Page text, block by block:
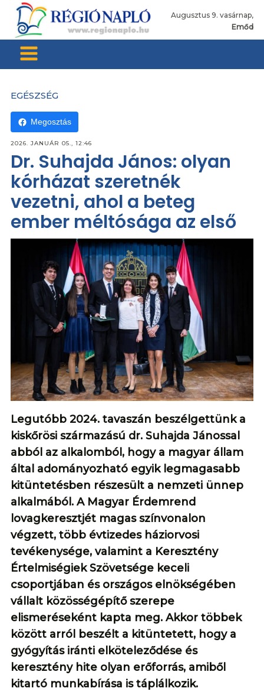
Augusztus 9. vasárnap,
Emőd
EGÉSZSÉG
Megosztás
2026. JANUÁR 05., 12:46
Dr. Suhajda János: olyan
kórházat szeretnék
vezetni, ahol a beteg
ember méltósága az első
Legutóbb 2024. tavaszán beszélgettünk a
kiskőrösi származású dr. Suhajda Jánossal
abból az alkalomból, hogy a magyar állam
által adományozható egyik legmagasabb
kitüntetésben részesült a nemzeti ünnep
alkalmából. A Magyar Érdemrend
lovagkeresztjét magas színvonalon
végzett, több évtizedes háziorvosi
tevékenysége, valamint a Keresztény
Értelmiségiek Szövetsége keceli
csoportjában és országos elnökségében
vállalt közösségépítő szerepe
elismeréseként kapta meg. Akkor többek
között arról beszélt a kitüntetett, hogy a
gyógyítás iránti elköteleződése és
keresztény hite olyan erőforrás, amiből
kitartó munkabírása is táplálkozik.